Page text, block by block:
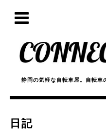
静岡の気軽な自転車屋。自転車
日記